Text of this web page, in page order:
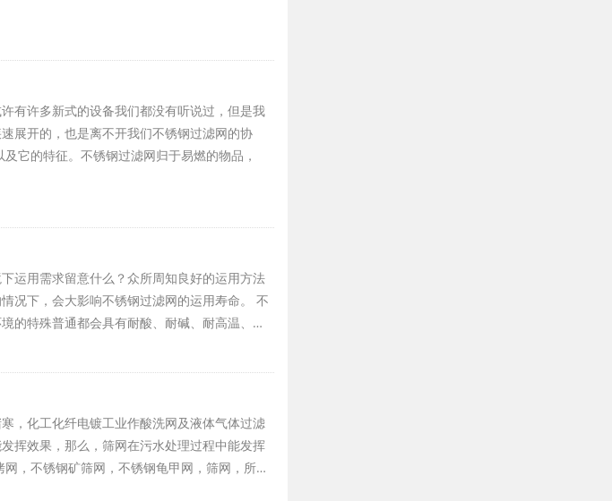
有许多新式的设备我们都没有听说过，但是我
展开的，也是离不开我们不锈钢过滤网的协
它的特征。不锈钢过滤网归于易燃的物品，
运用需求留意什么？众所周知良好的运用方法
况下，会大影响不锈钢过滤网的运用寿命。 不
的特殊普通都会具有耐酸、耐碱、耐高温、…
，化工化纤电镀工业作酸洗网及液体气体过滤
挥效果，那么，筛网在污水处理过程中能发挥
，不锈钢矿筛网，不锈钢龟甲网，筛网，所…